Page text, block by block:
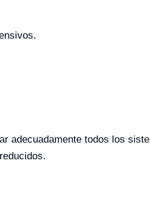
adecuadamente todos los